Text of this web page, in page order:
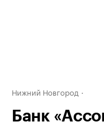
Нижний Новгород
Банк